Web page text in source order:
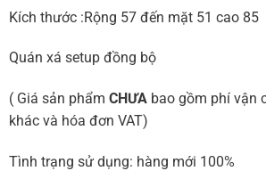
Kích thước :Rộng 57 đến mặt 51 cao 85
Quán xá setup đồng bộ
( Giá sản phẩm CHƯAbao gồm phí vận
khác và hóa đơn VAT)
Tình trạng sử dụng: hàng mới 100%